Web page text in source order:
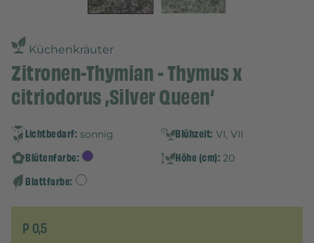
Küchenkräuter
Zitronen-Thymian - Thymus x
citriodorus ‚Silver Queen‘
Lichtbedarf: sonnig Blühzeit: VI, VII
Blütenfarbe: Höhe (cm): 20
Blattfarbe:
P 0,5